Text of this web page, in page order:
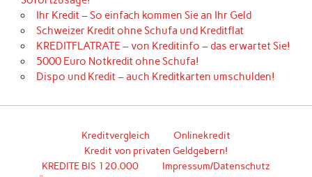
Ihr Kredit – So einfach kommen Sie an Ihr Geld
Schweizer Kredit ohne Schufa und Kreditflat
KREDITFLATRATE – von Kreditinfo – das erwartet Sie!
5000 Euro Notkredit ohne Schufa!
Dispo und Kredit – auch Kreditkarten umschulden!
Kreditvergleich
Onlinekredit
Kredit von privaten Geldgebern!
KREDITE BIS 120.000
Impressum/Datenschutz